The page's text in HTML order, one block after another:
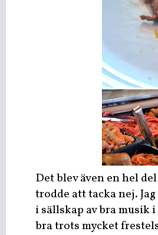
Det blev även en hel
trodde att tacka nej.
i sällskap av bra musik
bra trots mycket